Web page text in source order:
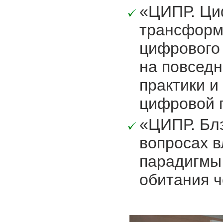
«ЦИПР.
на
практики
цифровой
«ЦИПР.
вопросах
обитания